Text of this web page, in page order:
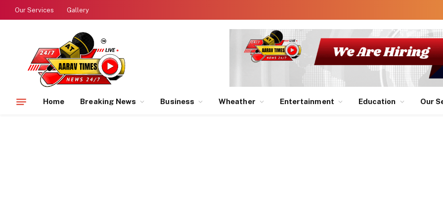
Our Services Gallery
Home Breaking News Business Wheather Entertainment Education Our